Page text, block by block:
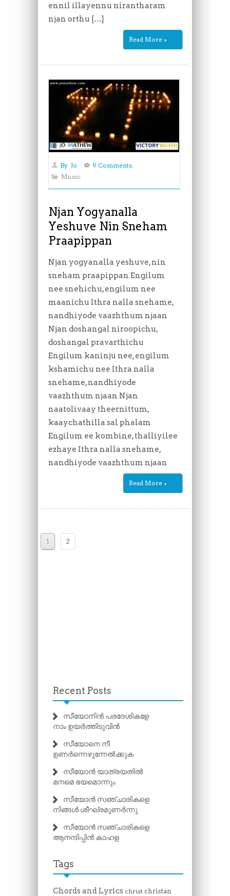
ennil illayennu nirantharam
njan orthu […]
Read More
By Jo
9 Comments.
Music
Njan Yogyanalla
Yeshuve Nin Sneham
Praapippan
Njan yogyanalla yeshuve, nin
sneham praapippan Engilum
nee snehichu, engilum nee
maanichu Ithra nalla snehame,
nandhiyode vaazhthum njaan
Njan doshangal niroopichu,
doshangal pravarthichu
Engilum kaninju nee, engilum
kshamichu nee Ithra nalla
snehame, nandhiyode
vaazhthum njaan Njan
naatolivaay theernittum,
kaaychathilla sal phalam
Engilum ee kombine, thalliyilee
ezhaye Ithra nalla snehame,
nandhiyode vaazhthum njaan
Read More
1 2
Recent Posts
സീയോനിൻ പരദേശികളേ
നാം ഉയർത്തിടുവിൻ
സീയോനെ നീ
ഉണർന്നെഴുന്നേൽക്കുക
സീയോൻ യാത്രയതിൽ
മനമെ ഭയമൊന്നും
സീയോൻ സഞ്ചാരികളെ
നിങ്ങൾ ശീഘ്രമുണർന്നു
സീയോൻ സഞ്ചാരികളെ
ആനന്ദിപ്പിൻ കാഹള
Tags
Chords and Lyrics christ christan